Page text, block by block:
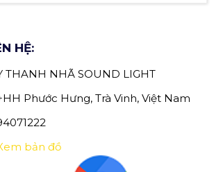
HỆ:
THANH NHÃ SOUND LIGHT
Phước Hưng, Trà Vinh, Việt Nam
bản đồ